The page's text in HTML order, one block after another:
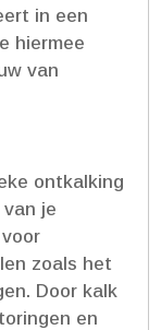
in een
hiermee
van
ontkalking
je
zoals het
Door kalk
en